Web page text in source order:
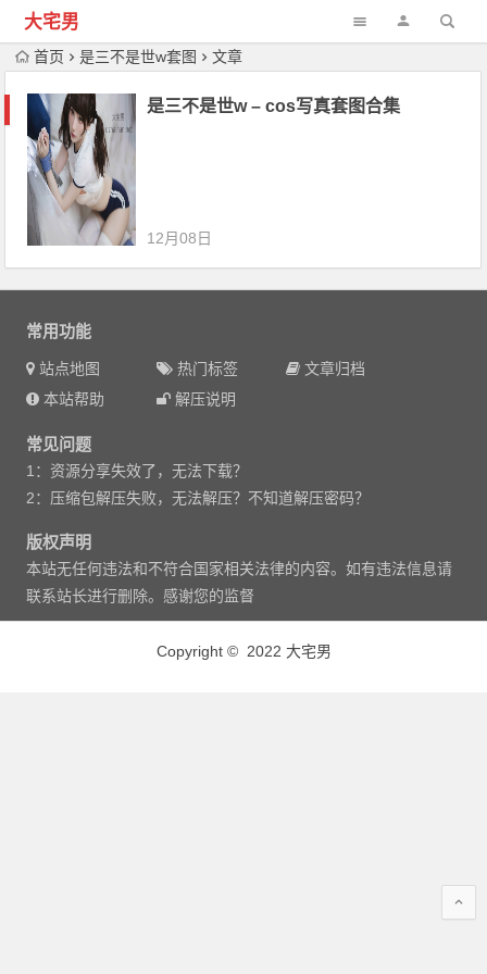
大宅男
首页 是三不是世w套图 文章
是三不是世w – cos写真套图合集
12月08日
常用功能
站点地图 热门标签
文章归档
本站帮助
解压说明
常见问题
1：资源分享失效了，无法下载？
2：压缩包解压失败，无法解压？不知道解压密码？
版权声明
本站无任何违法和不符合国家相关法律的内容。如有违法信息请
联系站长进行删除。感谢您的监督
Copyright © 2022 大宅男